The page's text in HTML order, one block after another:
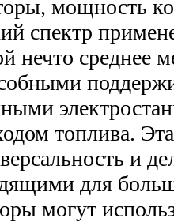
мощность
спектр
нечто
топлива.
и
для
могут